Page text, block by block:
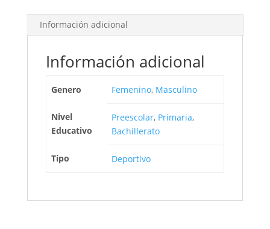
Información adicional
Información adicional
Genero Femenino, Masculino
Nivel
Educativo
Preescolar, Primaria,
Bachillerato
Tipo Deportivo